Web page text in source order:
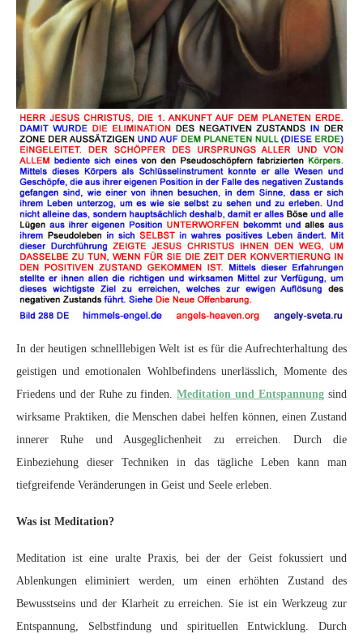
In der heutigen schnelllebigen Welt ist es für die Aufrechterhaltung des
geistigen und emotionalen Wohlbefindens unerlässlich, Momente des
Friedens und der Ruhe zu finden.Meditation und Entspannung sind
wirksame Praktiken, die Menschen dabei helfen können, einen Zustand
innerer Ruhe und Ausgeglichenheit zu erreichen. Durch die
Einbeziehung dieser Techniken in das tägliche Leben kann man
tiefgreifende Veränderungen in Geist und Seele erleben.
Was ist Meditation?
Meditation ist eine uralte Praxis, bei der der Geist fokussiert und
Ablenkungen eliminiert werden, um einen erhöhten Zustand des
Bewusstseins und der Klarheit zu erreichen. Sie ist ein Werkzeug zur
Entspannung, Selbstfindung und spirituellen Entwicklung. Durch